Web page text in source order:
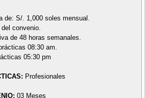
de: S/. 1,000 soles mensual.
convenio.
de 48 horas semanales.
08:30 am.
05:30 pm
Profesionales
03 Meses